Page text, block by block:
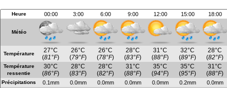
Heure 00:00 3:00 6:00 9:00 12:00 15:00 18:00
Météo
Température
27°C
(81°F)
26°C
(79°F)
26°C
(78°F)
28°C
(83°F)
31°C
(88°F)
32°C
(89°F)
28°C
(82°F)
Température
ressentie
30°C
(86°F)
28°C
(83°F)
28°C
(82°F)
31°C
(88°F)
35°C
(94°F)
35°C
(95°F)
31°C
(88°F)
Précipitations 0.1mm 0.0mm 0.0mm 0.0mm 0.0mm 0.2mm 0.0mm